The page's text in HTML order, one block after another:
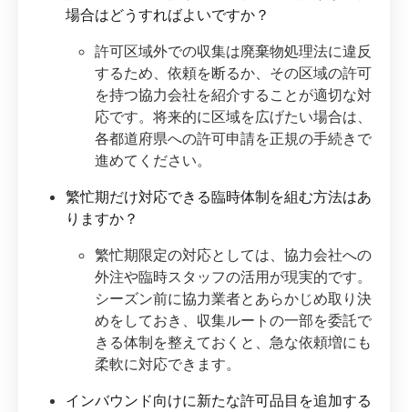
場合はどうすればよいですか？
許可区域外での収集は廃棄物処理法に違反
するため、依頼を断るか、その区域の許可
を持つ協力会社を紹介することが適切な対
応です。将来的に区域を広げたい場合は、
各都道府県への許可申請を正規の手続きで
進めてください。
繁忙期だけ対応できる臨時体制を組む方法はあ
りますか？
繁忙期限定の対応としては、協力会社への
外注や臨時スタッフの活用が現実的です。
シーズン前に協力業者とあらかじめ取り決
めをしておき、収集ルートの一部を委託で
きる体制を整えておくと、急な依頼増にも
柔軟に対応できます。
インバウンド向けに新たな許可品目を追加する